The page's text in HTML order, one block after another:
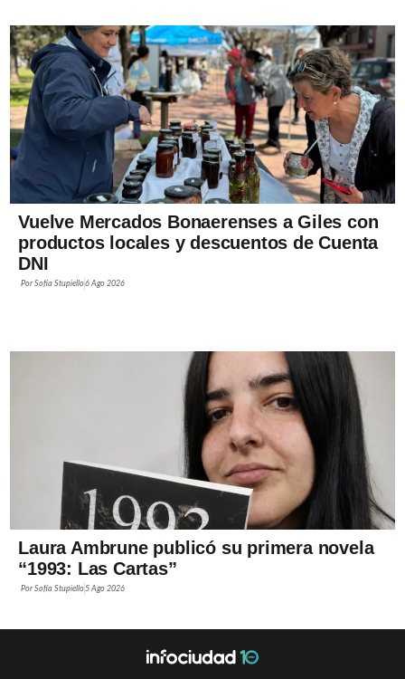
Vuelve Mercados Bonaerenses a Giles con
productos locales y descuentos de Cuenta
DNI
PorSofía Stupiello6 Ago 2026
Laura Ambrune publicó su primera novela
“1993: Las Cartas”
PorSofía Stupiello 5 Ago 2026